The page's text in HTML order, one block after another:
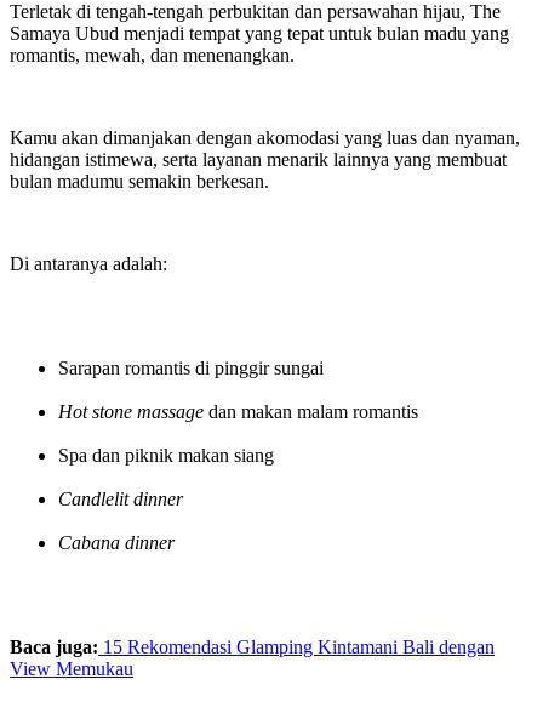
Terletak di tengah-tengah perbukitan dan persawahan hijau, The
Samaya Ubud menjadi tempat yang tepat untuk bulan madu yang
romantis, mewah, dan menenangkan.
Kamu akan dimanjakan dengan akomodasi yang luas dan nyaman,
hidangan istimewa, serta layanan menarik lainnya yang membuat
bulan madumu semakin berkesan.
Di antaranya adalah:
Sarapan romantis di pinggir sungai
Hot stone massage dan makan malam romantis
Spa dan piknik makan siang
Candlelit dinner
Cabana dinner
Baca juga: 15 Rekomendasi Glamping Kintamani Bali dengan
View Memukau